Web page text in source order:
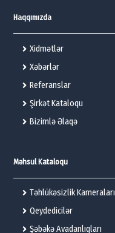
Haqqımızda
Xidmətlər
Xəbərlər
Referanslar
Şirkət Kataloqu
Bizimlə Əlaqə
Məhsul Kataloqu
Təhlükəsizlik Kameraları
Qeydedicilər
Şəbəkə Avadanlıqları